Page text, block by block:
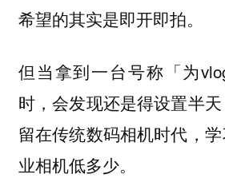
希望的其实是即开即拍。
但当拿到一台号称「为
时，会发现还是得设置半
留在传统数码相机时代，
业相机低多少。